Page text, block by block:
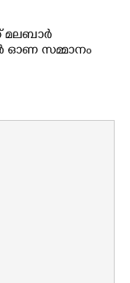
മലബാർ
ഓണ സമ്മാനം